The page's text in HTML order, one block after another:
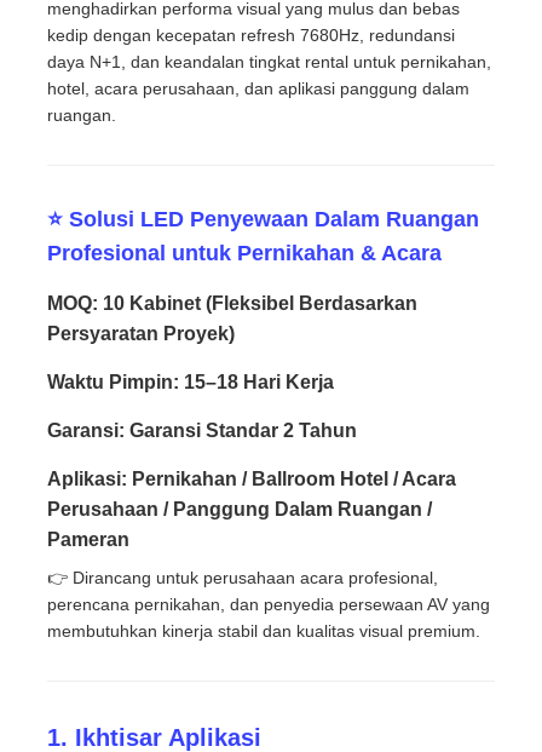
Video
Pertunjukan VR
Tentang Kami
Tur Pabrik
Hubungi Kami
menghadirkan performa visual yang mulus dan bebas
kedip dengan kecepatan refresh 7680Hz, redundansi
daya N+1, dan keandalan tingkat rental untuk pernikahan,
hotel, acara perusahaan, dan aplikasi panggung dalam
ruangan.
⭐ Solusi LED Penyewaan Dalam Ruangan
Profesional untuk Pernikahan & Acara
MOQ: 10 Kabinet (Fleksibel Berdasarkan
Persyaratan Proyek)
Waktu Pimpin: 15–18 Hari Kerja
Garansi: Garansi Standar 2 Tahun
Aplikasi: Pernikahan / Ballroom Hotel / Acara
Perusahaan / Panggung Dalam Ruangan /
Pameran
👉 Dirancang untuk perusahaan acara profesional,
perencana pernikahan, dan penyedia persewaan AV yang
membutuhkan kinerja stabil dan kualitas visual premium.
1. Ikhtisar Aplikasi